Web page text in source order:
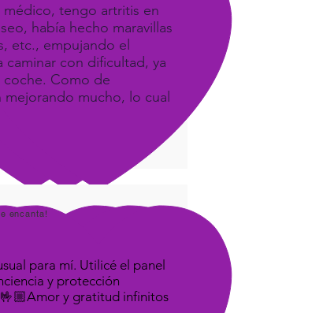
tengo artritis en
había hecho maravillas
etc., empujando el
con dificultad, ya
coche. Como de
mejorando mucho, lo cual
encanta!
para mí. Utilicé el panel
y protección
y gratitud infinitos